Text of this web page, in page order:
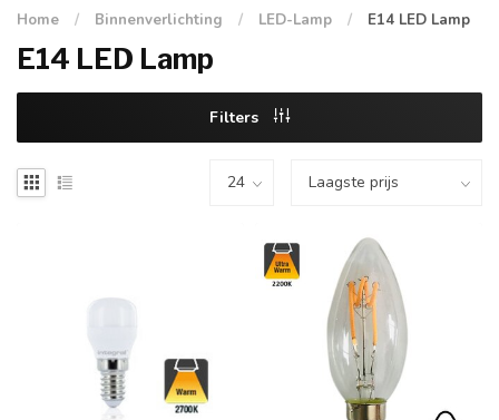
Home / Binnenverlichting / LED-Lamp / E14 LED Lamp
E14 LED Lamp
Filters